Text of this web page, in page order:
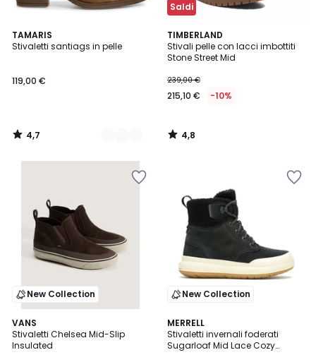
TAMARIS
Stivaletti santiags in pelle
119,00 €
4,7
/ 5
3
Colori
4,7
/
Saldi
TIMBERLAND
Stivali pelle con lacci imbottiti
Stone Street Mid
239,00 €
215,10 € -10%
4,8
/ 5
4,8
/
New Collection
VANS
Stivaletti Chelsea Mid-Slip
Insulated
4,3
/ 5
New Collection
MERRELL
Stivaletti invernali foderati
Sugarloaf Mid Lace Cozy
4,3
/ 5